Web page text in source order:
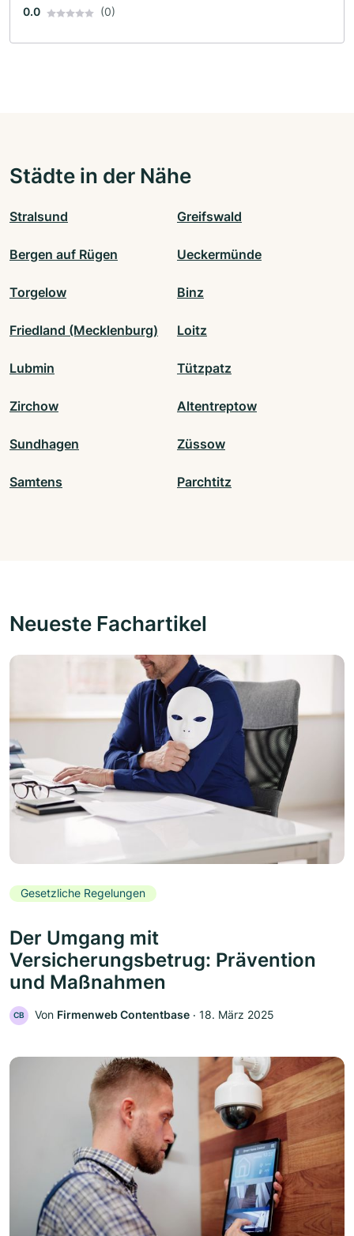
0.0 (0)
Städte in der Nähe
Stralsund Greifswald
Bergen auf Rügen Ueckermünde
Torgelow Binz
Friedland (Mecklenburg) Loitz
Lubmin Tützpatz
Zirchow Altentreptow
Sundhagen Züssow
Samtens Parchtitz
Neueste Fachartikel
Gesetzliche Regelungen
Der Umgang mit
Versicherungsbetrug: Prävention
und Maßnahmen
CB Von Firmenweb Contentbase ‧ 18. März 2025